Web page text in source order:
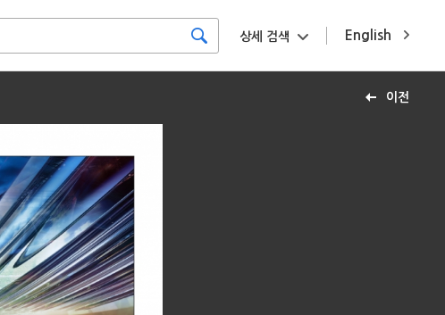
English
상세 검색
이전